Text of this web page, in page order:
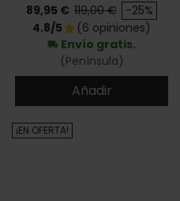
Precio
89,95 € Precio base
119,00 € -25%
4.8/5star (6 opiniones)
local_shipping Envío gratis.
(Península)
Añadir
¡EN OFERTA!